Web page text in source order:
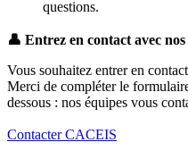
questions.
👤 Entrez en contact avec
Vous souhaitez entrer en
Merci de compléter le
dessous : nos équipes vous
Contacter CACEIS